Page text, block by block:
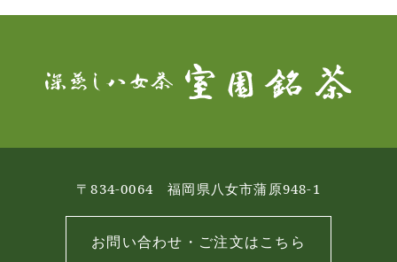
〒834-0064 福岡県八女市蒲原948-1
お問い合わせ・ご注文はこちら